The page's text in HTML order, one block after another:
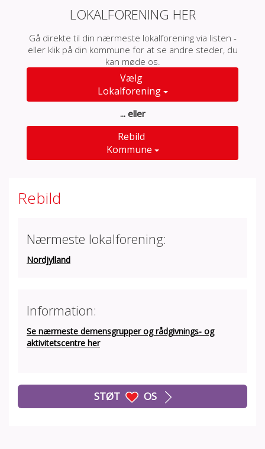
LOKALFORENING HER
Gå direkte til din nærmeste lokalforening via listen -
eller klik på din kommune for at se andre steder, du
kan møde os.
Vælg
Lokalforening
... eller
Rebild
Kommune
Rebild
Nærmeste lokalforening:
Nordjylland
Information:
Se nærmeste demensgrupper og rådgivnings- og
aktivitetscentre her
STØT OS